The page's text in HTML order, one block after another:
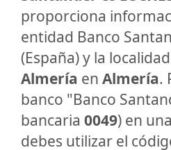
proporciona
entidad Banco
(España) y la localidad
Almería en Almería.
banco "Banco
bancaria 0049) en
debes utilizar el